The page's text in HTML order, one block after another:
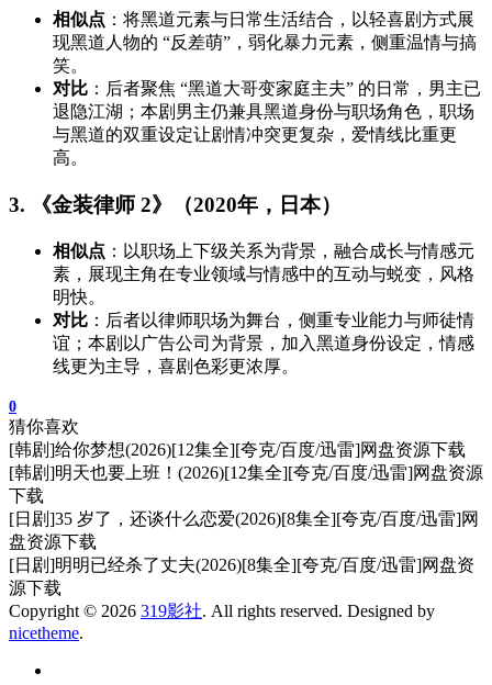
相似点 ：将黑道元素与日常生活结合，以轻喜剧方式展
现黑道人物的 “反差萌”，弱化暴力元素，侧重温情与搞
笑。
对比 ：后者聚焦 “黑道大哥变家庭主夫” 的日常，男主已
退隐江湖；本剧男主仍兼具黑道身份与职场角色，职场
与黑道的双重设定让剧情冲突更复杂，爱情线比重更
高。
3. 《金装律师 2》（2020年，日本）
相似点 ：以职场上下级关系为背景，融合成长与情感元
素，展现主角在专业领域与情感中的互动与蜕变，风格
明快。
对比 ：后者以律师职场为舞台，侧重专业能力与师徒情
谊；本剧以广告公司为背景，加入黑道身份设定，情感
线更为主导，喜剧色彩更浓厚。
0
猜你喜欢
[韩剧]给你梦想(2026)[12集全][夸克/百度/迅雷]网盘资源下载
[韩剧]明天也要上班！(2026)[12集全][夸克/百度/迅雷]网盘资源
下载
[日剧]35 岁了，还谈什么恋爱(2026)[8集全][夸克/百度/迅雷]网
盘资源下载
[日剧]明明已经杀了丈夫(2026)[8集全][夸克/百度/迅雷]网盘资
源下载
Copyright © 2026 319影社. All rights reserved. Designed by
nicetheme.